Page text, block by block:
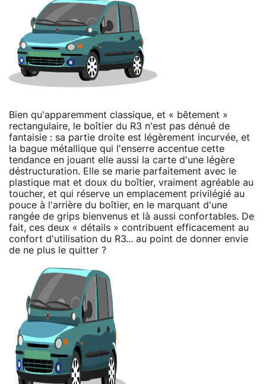
Bien qu'apparemment classique, et « bêtement »
rectangulaire, le boîtier du R3 n'est pas dénué de
fantaisie : sa partie droite est légèrement incurvée, et
la bague métallique qui l'enserre accentue cette
tendance en jouant elle aussi la carte d'une légère
déstructuration. Elle se marie parfaitement avec le
plastique mat et doux du boîtier, vraiment agréable au
toucher, et qui réserve un emplacement privilégié au
pouce à l'arrière du boîtier, en le marquant d'une
rangée de grips bienvenus et là aussi confortables. De
fait, ces deux « détails » contribuent efficacement au
confort d'utilisation du R3... au point de donner envie
de ne plus le quitter ?